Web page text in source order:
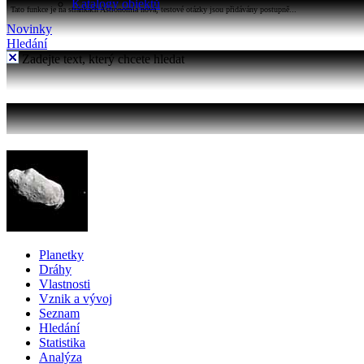
Katalogy objektů
Tato funkce je na stránkách Astronomia nová, testové otázky jsou přidávány postupně...
Novinky
Hledání
Zadejte text, který chcete hledat
Planetky
Dráhy
Vlastnosti
Vznik a vývoj
Seznam
Hledání
Statistika
Analýza